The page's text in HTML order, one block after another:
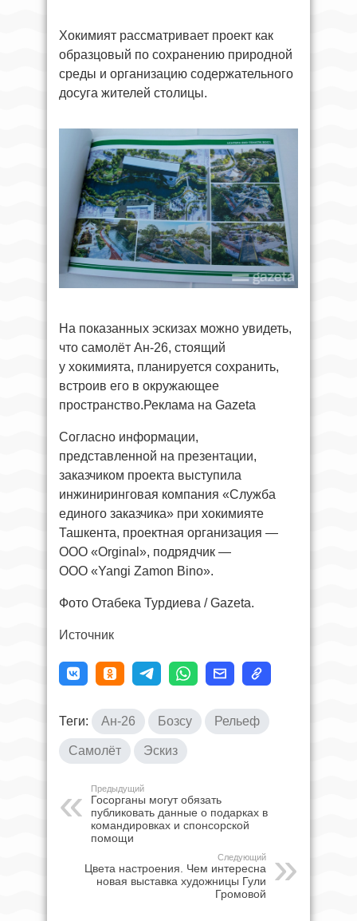
Хокимият рассматривает проект как
образцовый по сохранению природной
среды и организацию содержательного
досуга жителей столицы.
На показанных эскизах можно увидеть,
что самолёт Ан-26, стоящий
у хокимията, планируется сохранить,
встроив его в окружающее
пространство.Реклама на Gazeta
Согласно информации,
представленной на презентации,
заказчиком проекта выступила
инжиниринговая компания «Служба
единого заказчика» при хокимияте
Ташкента, проектная организация —
ООО «Orginal», подрядчик —
ООО «Yangi Zamon Bino».
Фото Отабека Турдиева / Gazeta.
Источник
Теги: Ан-26 Бозсу Рельеф
Самолёт Эскиз
Предыдущий
Госорганы могут обязать
публиковать данные о подарках в
командировках и спонсорской
помощи
Следующий
Цвета настроения. Чем интересна
новая выставка художницы Гули
Громовой